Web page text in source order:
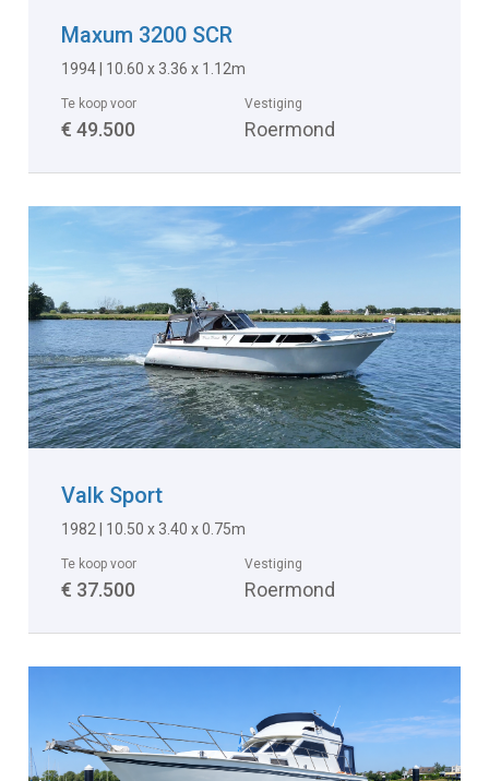
Maxum 3200 SCR
1994 | 10.60 x 3.36 x 1.12m
Te koop voor
€ 49.500
Vestiging
Roermond
Valk Sport
1982 | 10.50 x 3.40 x 0.75m
Te koop voor
€ 37.500
Vestiging
Roermond